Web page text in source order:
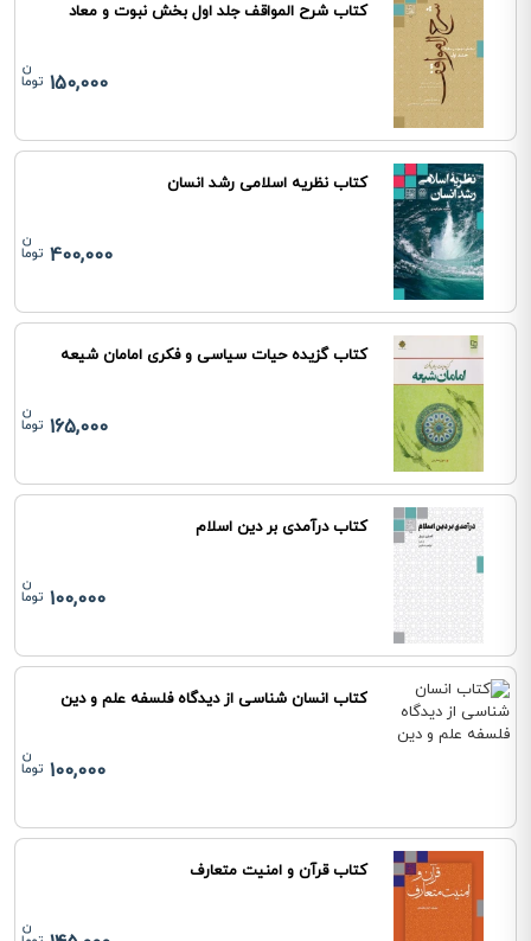
کتاب شرح المواقف جلد اول بخش نبوت و معاد
150,000
کتاب نظریه اسلامی رشد انسان
400,000
کتاب گزیده حیات سیاسی و فکری امامان شیعه
165,000
کتاب درآمدی بر دین اسلام
100,000
کتاب انسان شناسی از دیدگاه فلسفه علم و دین
100,000
کتاب قرآن و امنیت متعارف